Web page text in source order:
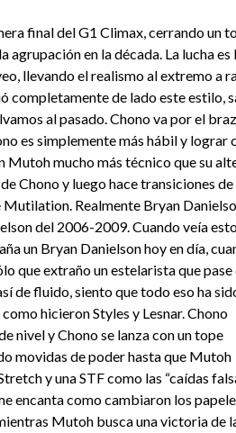
final del G1 Climax, cerrando un
agrupación en la década. La lucha es
llevando el realismo al extremo a
completamente de lado este estilo,
al pasado. Chono va por el
es simplemente más hábil y lograr
Mutoh mucho más técnico que su
Chono y luego hace transiciones de
Mutilation. Realmente Bryan
del 2006-2009. Cuando veía
un Bryan Danielson hoy en día,
que extraño un estelarista que pase
de fluido, siento que todo eso ha
hicieron Styles y Lesnar. Chono
nivel y Chono se lanza con un tope
movidas de poder hasta que Mutoh
y una STF como las “caídas
encanta como cambiaron los
Mutoh busca una victoria de